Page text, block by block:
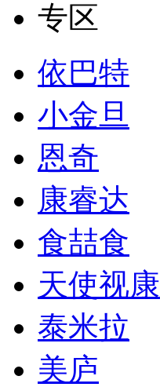
专区
依巴特
小金旦
恩奇
康睿达
食喆食
天使视康
泰米拉
美庐